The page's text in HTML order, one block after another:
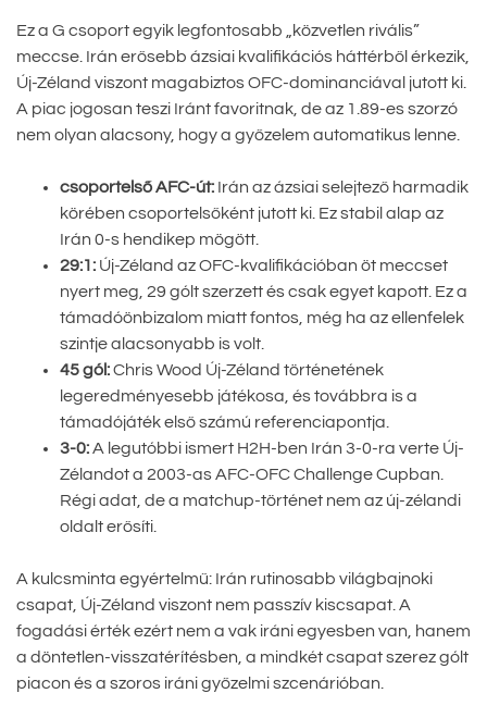
Ez a G csoport egyik legfontosabb „közvetlen rivális”
meccse. Irán erősebb ázsiai kvalifikációs háttérből érkezik,
Új-Zéland viszont magabiztos OFC-dominanciával jutott ki.
A piac jogosan teszi Iránt favoritnak, de az 1.89-es szorzó
nem olyan alacsony, hogy a győzelem automatikus lenne.
csoportelső AFC-út: Irán az ázsiai selejtező harmadik
körében csoportelsőként jutott ki. Ez stabil alap az
Irán 0-s hendikep mögött.
29:1: Új-Zéland az OFC-kvalifikációban öt meccset
nyert meg, 29 gólt szerzett és csak egyet kapott. Ez a
támadóönbizalom miatt fontos, még ha az ellenfelek
szintje alacsonyabb is volt.
45 gól:Chris Wood Új-Zéland történetének
legeredményesebb játékosa, és továbbra is a
támadójáték első számú referenciapontja.
3-0:A legutóbbi ismert H2H-ben Irán 3-0-ra verte Új-
Zélandot a 2003-as AFC-OFC Challenge Cupban.
Régi adat, de a matchup-történet nem az új-zélandi
oldalt erősíti.
A kulcsminta egyértelmű: Irán rutinosabb világbajnoki
csapat, Új-Zéland viszont nem passzív kiscsapat. A
fogadási érték ezért nem a vak iráni egyesben van, hanem
a döntetlen-visszatérítésben, a mindkét csapat szerez gólt
piacon és a szoros iráni győzelmi szcenárióban.